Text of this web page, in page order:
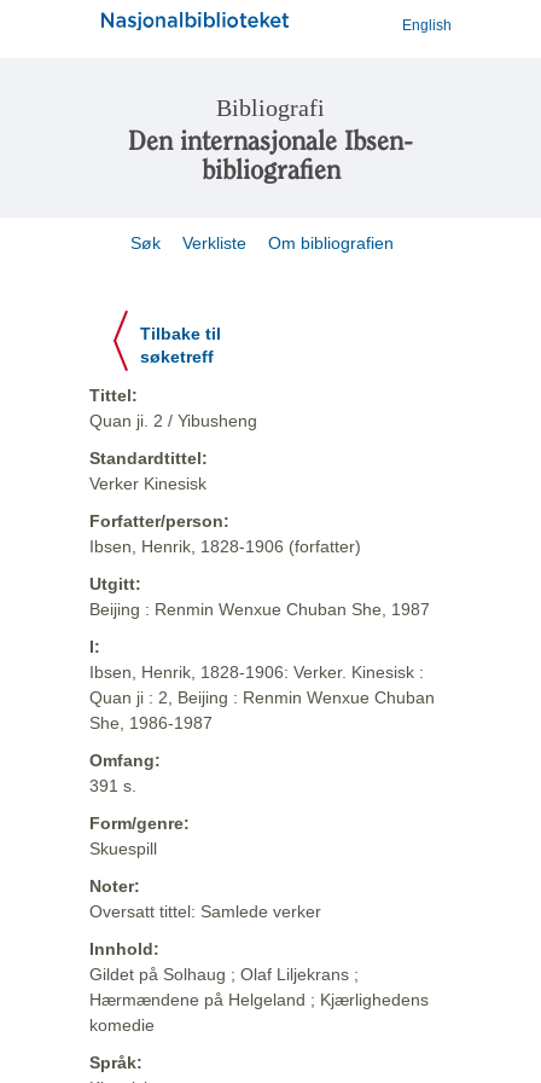
English
Bibliografi
Den internasjonale Ibsen-
bibliografien
Søk Verkliste Om bibliografien
Tilbake til
søketreff
Tittel:
Quan ji. 2 / Yibusheng
Standardtittel:
Verker Kinesisk
Forfatter/person:
Ibsen, Henrik, 1828-1906 (forfatter)
Utgitt:
Beijing : Renmin Wenxue Chuban She, 1987
I:
Ibsen, Henrik, 1828-1906: Verker. Kinesisk :
Quan ji : 2, Beijing : Renmin Wenxue Chuban
She, 1986-1987
Omfang:
391 s.
Form/genre:
Skuespill
Noter:
Oversatt tittel: Samlede verker
Innhold:
Gildet på Solhaug ; Olaf Liljekrans ;
Hærmændene på Helgeland ; Kjærlighedens
komedie
Språk: